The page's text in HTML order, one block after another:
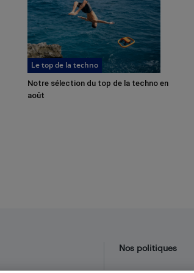
Le top de la techno
Notre sélection du top de la techno en
août
Nos politiques